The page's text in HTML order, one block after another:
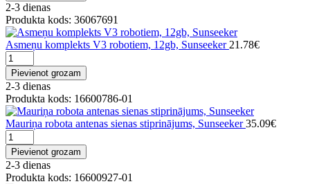
2-3 dienas
Produkta kods: 36067691
Asmeņu komplekts V3 robotiem, 12gb, Sunseeker 21.78€
Pievienot grozam
2-3 dienas
Produkta kods: 16600786-01
Mauriņa robota antenas sienas stiprinājums, Sunseeker 35.09€
Pievienot grozam
2-3 dienas
Produkta kods: 16600927-01